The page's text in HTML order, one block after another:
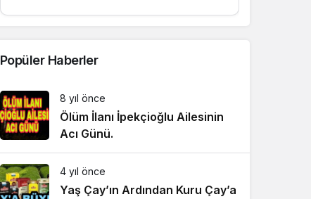
Popüler Haberler
8 yıl önce
Ölüm İlanı İpekçioğlu Ailesinin
Acı Günü.
4 yıl önce
Yaş Çay’ın Ardından Kuru Çay’a